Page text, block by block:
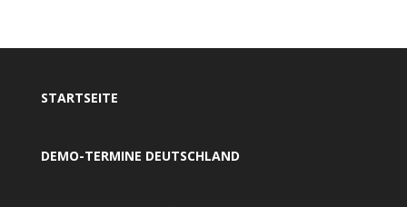
STARTSEITE
DEMO-TERMINE DEUTSCHLAND